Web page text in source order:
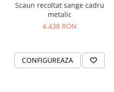
Scaun recoltat sange cadru
metalic
4.438 RON
CONFIGUREAZA